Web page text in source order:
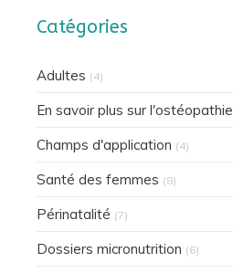
Catégories
Adultes (4)
En savoir plus sur l'ostéopathie
Champs d'application (4)
Santé des femmes (8)
Périnatalité (7)
Dossiers micronutrition (6)